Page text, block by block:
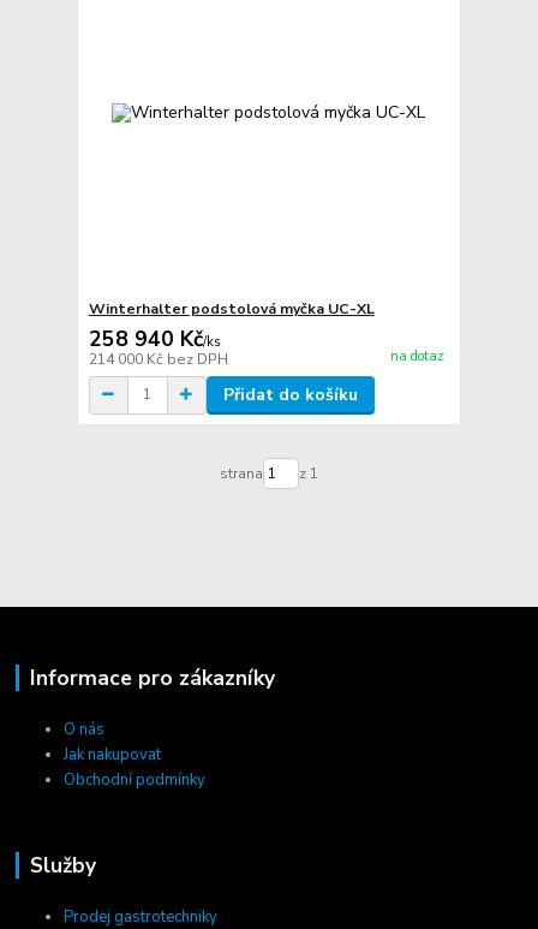
Winterhalter podstolová myčka UC-XL
258 940 Kč/ks
214 000 Kč bez DPH na dotaz
Přidat do košíku
strana z 1
Informace pro zákazníky
O nás
Jak nakupovat
Obchodní podmínky
Služby
Prodej gastrotechniky